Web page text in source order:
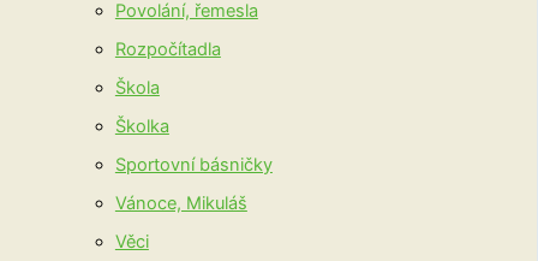
Povolání, řemesla
Rozpočítadla
Škola
Školka
Sportovní básničky
Vánoce, Mikuláš
Věci